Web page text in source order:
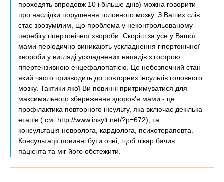
проходять впродовж 10 і більше днів) можна говорити
про наслідки порушення головного мозку. З Ваших слів
стає зрозумілим, що проблема у неконтрольованому
перебігу гіпертонічної хвороби. Скоріш за усе у Вашої
мами періодично виникають ускладнення гіпертонічної
хвороби у вигляді ускладнених нападів з гострою
гіпертензивною енцефалопатією. Це небезпечний стан
який часто призводить до повторних інсультів головного
мозку. Тактики якої Ви повинні притримуватися для
максимального збереження здоров’я мами - це
профілактика повторного інсульту, яка включає декілька
етапів ( см. http://www.insylt.net/?p=672), та
консультація невролога, кардіолога, психотерапевта.
Консультації повинні бути очні, щоб лікар бачив
пацієнта та міг його обстежити.